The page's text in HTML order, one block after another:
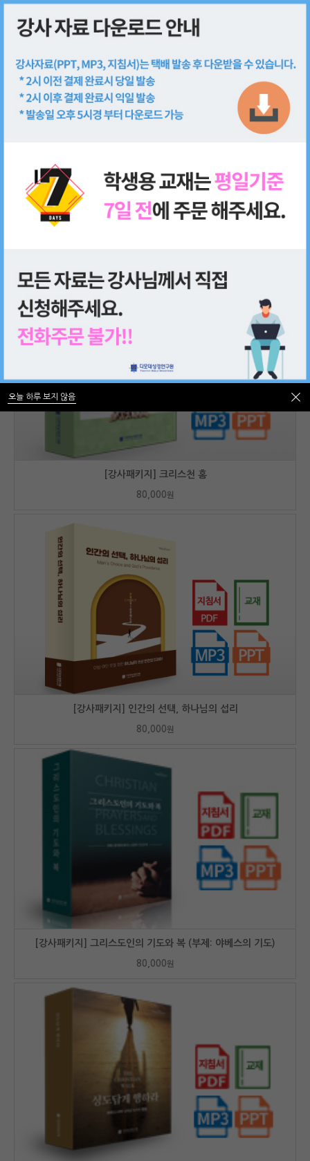
쇼핑몰
전체 강사 패키지 학생용 교재 단행본
기타
[강사패키지] 크리스천 홈
80,000원
[강사패키지] 인간의 선택, 하나님의 섭리
80,000원
[강사패키지] 그리스도인의 기도와 복 (부제: 야베스의 기도)
80,000원
오늘 하루 보지 않음
오늘 하루 보지 않음